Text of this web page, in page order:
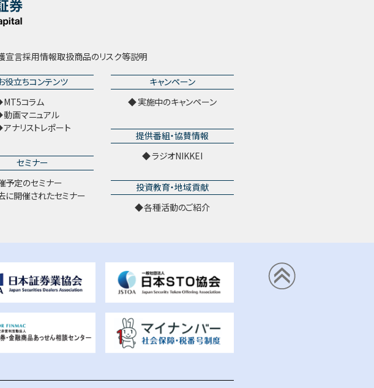
宣言採用情報取扱商品のリスク等説明
役立ちコンテンツ
MT5コラム
動画マニュアル
アナリストレポート
セミナー
予定のセミナー
に開催されたセミナー
キャンペーン
実施中のキャンペーン
提供番組・協賛情報
ラジオNIKKEI
投資教育・地域貢献
各種活動のご紹介